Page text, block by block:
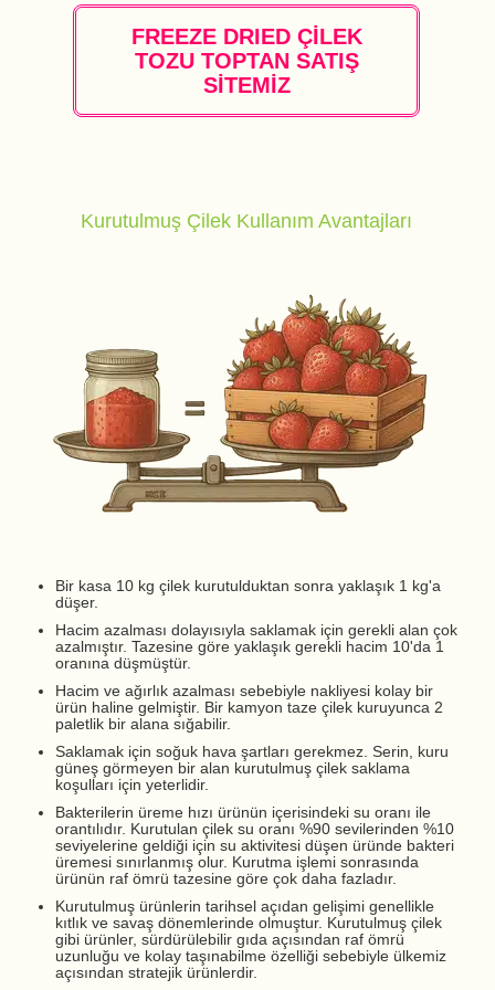
FREEZE DRIED ÇİLEK
TOZU TOPTAN SATIŞ
SİTEMİZ
Kurutulmuş Çilek Kullanım Avantajları
Bir kasa 10 kg çilek kurutulduktan sonra yaklaşık 1 kg'a
düşer.
Hacim azalması dolayısıyla saklamak için gerekli alan çok
azalmıştır. Tazesine göre yaklaşık gerekli hacim 10'da 1
oranına düşmüştür.
Hacim ve ağırlık azalması sebebiyle nakliyesi kolay bir
ürün haline gelmiştir. Bir kamyon taze çilek kuruyunca 2
paletlik bir alana sığabilir.
Saklamak için soğuk hava şartları gerekmez. Serin, kuru
güneş görmeyen bir alan kurutulmuş çilek saklama
koşulları için yeterlidir.
Bakterilerin üreme hızı ürünün içerisindeki su oranı ile
orantılıdır. Kurutulan çilek su oranı %90 sevilerinden %10
seviyelerine geldiği için su aktivitesi düşen üründe bakteri
üremesi sınırlanmış olur. Kurutma işlemi sonrasında
ürünün raf ömrü tazesine göre çok daha fazladır.
Kurutulmuş ürünlerin tarihsel açıdan gelişimi genellikle
kıtlık ve savaş dönemlerinde olmuştur. Kurutulmuş çilek
gibi ürünler, sürdürülebilir gıda açısından raf ömrü
uzunluğu ve kolay taşınabilme özelliği sebebiyle ülkemiz
açısından stratejik ürünlerdir.